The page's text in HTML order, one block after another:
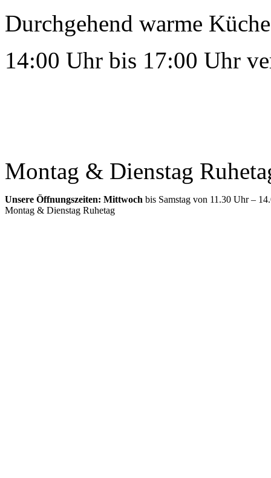
Durchgehend warme
14:00 Uhr bis 17:00 Uhr
Montag & Dienstag
Unsere Öffnungszeiten: Mittwoch bis Samstag von 11.30 Uhr –
Montag & Dienstag Ruhetag